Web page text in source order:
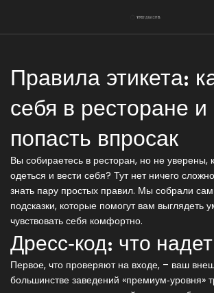
Правила этикета:
себя в ресторане и
попасть впросак
Вы собираетесь в ресторан, но не уверены,
одеться и вести себя? Тут нет ничего
знать пару простых правил. Мы собрали
подсказки, которые помогут вам выглядеть
чувствовать себя комфортно.
Дресс‑код: что
Первое, что проверяют на входе, – ваш
большинстве заведений «премиум‑уровня»